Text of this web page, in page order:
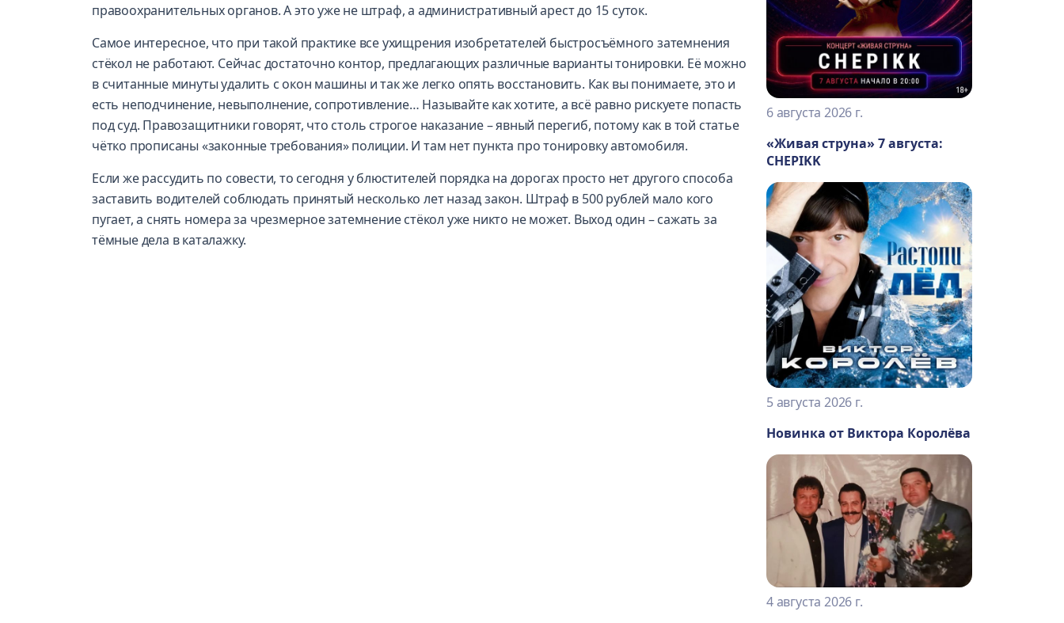
правоохранительных органов. А это уже не штраф, а административный арест до 15 суток.
Самое интересное, что при такой практике все ухищрения изобретателей быстросъёмного затемнения
стёкол не работают. Сейчас достаточно контор, предлагающих различные варианты тонировки. Её можно
в считанные минуты удалить с окон машины и так же легко опять восстановить. Как вы понимаете, это и
есть неподчинение, невыполнение, сопротивление… Называйте как хотите, а всё равно рискуете попасть
под суд. Правозащитники говорят, что столь строгое наказание – явный перегиб, потому как в той статье
чётко прописаны «законные требования» полиции. И там нет пункта про тонировку автомобиля.
Если же рассудить по совести, то сегодня у блюстителей порядка на дорогах просто нет другого способа
заставить водителей соблюдать принятый несколько лет назад закон. Штраф в 500 рублей мало кого
пугает, а снять номера за чрезмерное затемнение стёкол уже никто не может. Выход один – сажать за
тёмные дела в каталажку.
6 августа 2026 г.
«Живая струна» 7 августа:
CHEPIKK
5 августа 2026 г.
Новинка от Виктора Королёва
4 августа 2026 г.